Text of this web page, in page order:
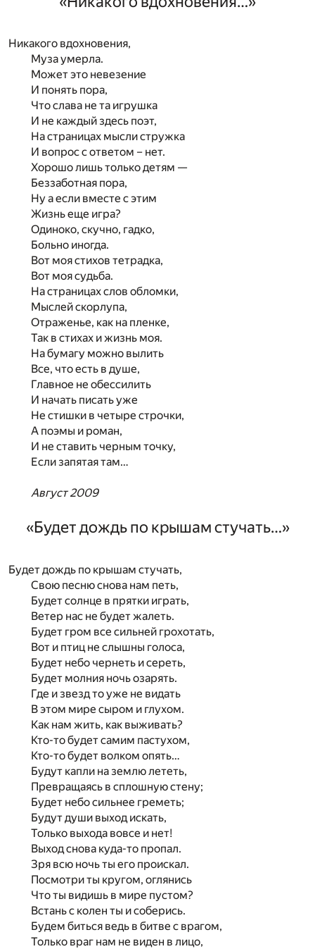
Никакого вдохновения,
Муза умерла.
Может это невезение
И понять пора,
Что слава не та игрушка
И не каждый здесь поэт,
На страницах мысли стружка
И вопрос с ответом – нет.
Хорошо лишь только детям —
Беззаботная пора,
Ну а если вместе с этим
Жизнь еще игра?
Одиноко, скучно, гадко,
Больно иногда.
Вот моя стихов тетрадка,
Вот моя судьба.
На страницах слов обломки,
Мыслей скорлупа,
Отраженье, как на пленке,
Так в стихах и жизнь моя.
На бумагу можно вылить
Все, что есть в душе,
Главное не обессилить
И начать писать уже
Не стишки в четыре строчки,
А поэмы и роман,
И не ставить черным точку,
Если запятая там…
Август 2009
«Будет дождь по крышам стучать…»
Будет дождь по крышам стучать,
Свою песню снова нам петь,
Будет солнце в прятки играть,
Ветер нас не будет жалеть.
Будет гром все сильней грохотать,
Вот и птиц не слышны голоса,
Будет небо чернеть и сереть,
Будет молния ночь озарять.
Где и звезд то уже не видать
В этом мире сыром и глухом.
Как нам жить, как выживать?
Кто-то будет самим пастухом,
Кто-то будет волком опять…
Будут капли на землю лететь,
Превращаясь в сплошную стену;
Будет небо сильнее греметь;
Будут души выход искать,
Только выхода вовсе и нет!
Выход снова куда-то пропал.
Зря всю ночь ты его проискал.
Посмотри ты кругом, оглянись
Что ты видишь в мире пустом?
Встань с колен ты и соберись.
Будем биться ведь в битве с врагом,
Только враг нам не виден в лицо,